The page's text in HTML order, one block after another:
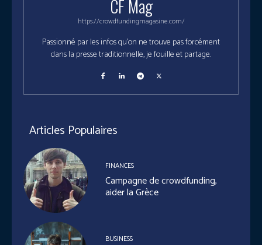
CF Mag
https://crowdfundingmagasine.com/
Passionné par les infos qu'on ne trouve pas forcément
dans la presse traditionnelle, je fouille et partage.
Articles Populaires
FINANCES
Campagne de crowdfunding,
aider la Grèce
BUSINESS